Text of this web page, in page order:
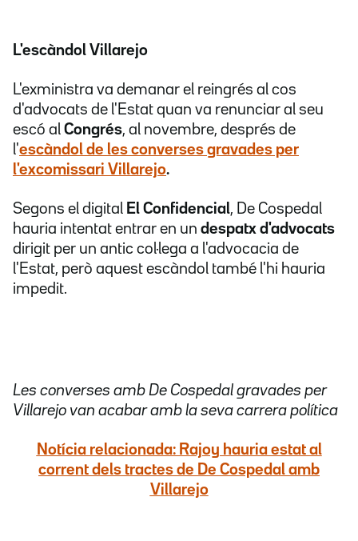
L'escàndol Villarejo
L'exministra va demanar el reingrés al cos
d'advocats de l'Estat quan va renunciar al seu
escó al Congrés, al novembre, després de
l'escàndol de les converses gravades per
l'excomissari Villarejo.
Segons el digital El Confidencial, De Cospedal
hauria intentat entrar en un despatx d'advocats
dirigit per un antic col·lega a l'advocacia de
l'Estat, però aquest escàndol també l'hi hauria
impedit.
Les converses amb De Cospedal gravades per
Villarejo van acabar amb la seva carrera política
Notícia relacionada: Rajoy hauria estat al
corrent dels tractes de De Cospedal amb
Villarejo